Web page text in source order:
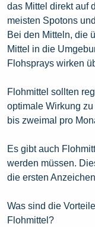
das Mittel direkt auf
meisten Spotons
Bei den Mitteln, die
Mittel in die
Flohsprays wirken
Flohmittel sollten
optimale Wirkung
bis zweimal pro
Es gibt auch
werden müssen.
die ersten
Was sind die
Flohmittel?